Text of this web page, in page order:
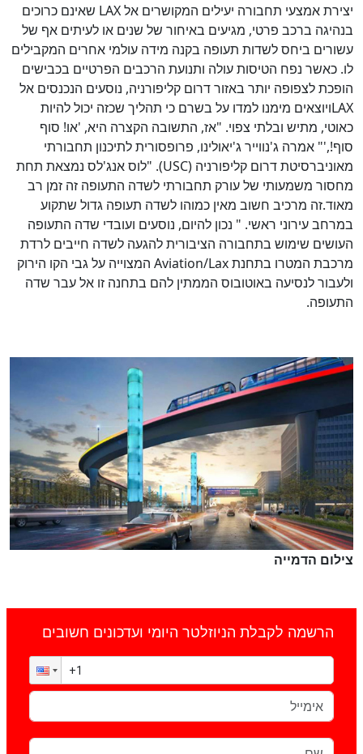
יצירת אמצעי תחבורה יעילים המקושרים אלLAX שאינם כרוכים
בנהיגה ברכב פרטי, מגיעים באיחור של שנים או לעיתים אף של
עשורים ביחס לשדות תעופה בקנה מידה עולמי אחרים המקבילים
לו. כאשר נפח הטיסות עולה ותנועת הרכבים הפרטיים בכבישים
הופכת לצפופה יותר באזור דרום קליפורניה, נוסעים הנכנסים אל
LAXויוצאים מימנו למדו על בשרם כי תהליך שכזה יכול להיות
כאוטי, מתיש ובלתי צפוי. "אז, התשובה הקצרה היא, 'או! סוף
סוף!,'" אמרה ג'נווייר ג'יאולינו, פרופסורית לתיכנון תחבורתי
מאוניברסיטת דרום קליפורניה USC)). "לוס אנג'לס נמצאת תחת
מחסור משמעותי של עורק תחבורתי לשדה התעופה זה זמן רב
מאוד.זה מרכיב חשוב מאין כמוהו לשדה תעופה גדול שתקוע
במרחב עירוני ראשי. " נכון להיום, נוסעים ועובדי שדה התעופה
העושים שימוש בתחבורה הציבורית להגעה לשדה חייבים לרדת
מרכבת המטרו בתחנתAviation/Lax המצוייה על גבי הקו הירוק
ולעבור לנסיעה באוטובוס הממתין להם בתחנה זו אל עבר שדה
התעופה.
צילום הדמייה
הרשמה לקבלת הניוזלטר היומי ועדכונים חשובים